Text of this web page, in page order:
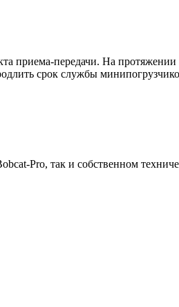
приема-передачи. На
срок службы
Pro, так и собственном